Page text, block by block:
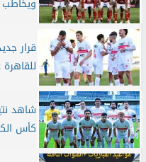
ويخاطب
قرار
شاهد
كأس